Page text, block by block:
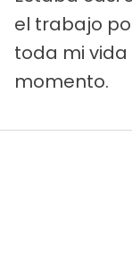
el trabajo
toda mi
momento.